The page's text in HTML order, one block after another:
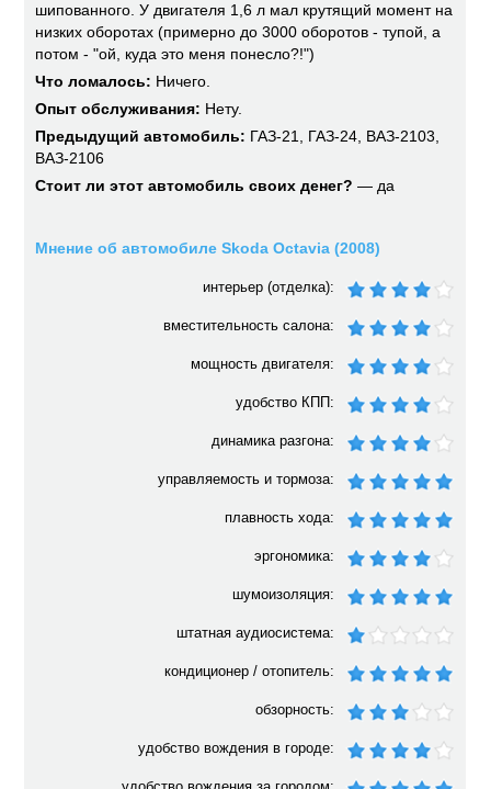
шипованного. У двигателя 1,6 л мал крутящий момент на
низких оборотах (примерно до 3000 оборотов - тупой, а
потом - "ой, куда это меня понесло?!")
Что ломалось: Ничего.
Опыт обслуживания: Нету.
Предыдущий автомобиль: ГАЗ-21, ГАЗ-24, ВАЗ-2103,
ВАЗ-2106
Стоит ли этот автомобиль своих денег? — да
Мнение об автомобиле Skoda Octavia (2008)
интерьер (отделка):
вместительность салона:
мощность двигателя:
удобство КПП:
динамика разгона:
управляемость и тормоза:
плавность хода:
эргономика:
шумоизоляция:
штатная аудиосистема:
кондиционер / отопитель:
обзорность:
удобство вождения в городе: